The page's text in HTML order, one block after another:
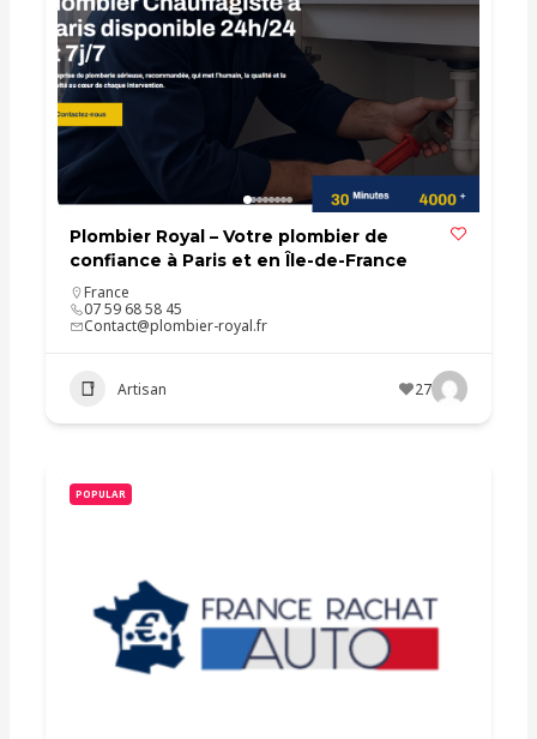
Plombier Royal – Votre plombier de
confiance à Paris et en Île-de-France
France
07 59 68 58 45
Contact@plombier-royal.fr
Artisan 27
POPULAR